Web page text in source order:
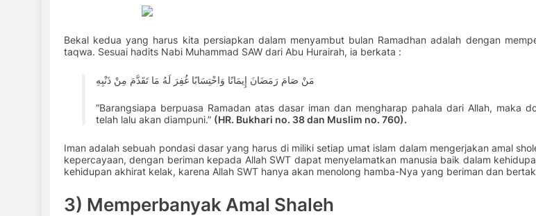
Bekal kedua yang harus kita persiapkan dalam menyambut bulan Ramadhan adalah dengan
taqwa. Sesuai hadits Nabi Muhammad SAW dari Abu Hurairah, ia berkata :
مَنْ صَامَ رَمَضَانَ إِيمَانًا وَاحْتِسَابًا غُفِرَ لَهُ مَا تَقَدَّمَ مِنْ ذَنْبِهِ
“Barangsiapa berpuasa Ramadan atas dasar iman dan mengharap pahala dari Allah, maka
telah lalu akan diampuni.” (HR. Bukhari no. 38 dan Muslim no. 760).
Iman adalah sebuah pondasi dasar yang harus di miliki setiap umat islam dalam mengerjakan amal
kepercayaan, dengan beriman kepada Allah SWT dapat menyelamatkan manusia baik dalam
kehidupan akhirat kelak, karena Allah SWT hanya akan menolong hamba-Nya yang beriman dan
3) Memperbanyak Amal Shaleh